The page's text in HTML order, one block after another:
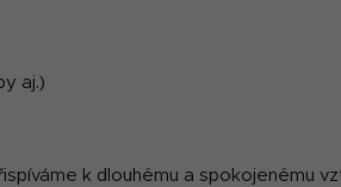
aj.)
k dlouhému a spokojenému